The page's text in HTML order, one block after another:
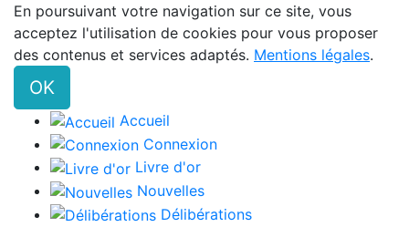
En poursuivant votre navigation sur ce site, vous
acceptez l'utilisation de cookies pour vous proposer
des contenus et services adaptés. Mentions légales.
OK
Accueil
Connexion
Livre d'or
Nouvelles
Délibérations